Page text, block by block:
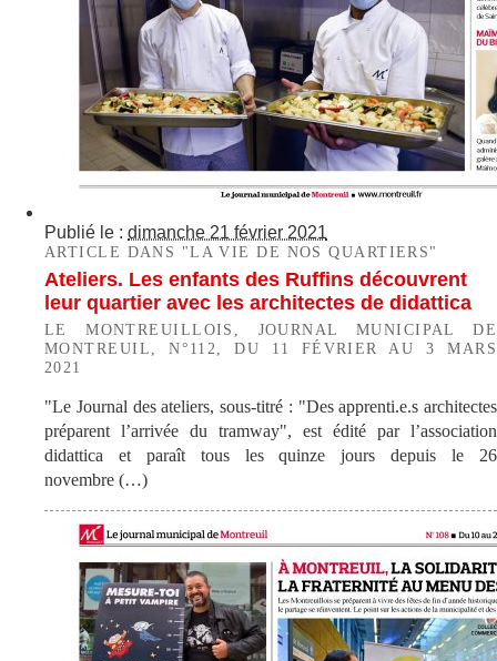
Publié le : dimanche 21 février 2021
ARTICLE DANS "LA VIE DE NOS QUARTIERS"
Ateliers. Les enfants des Ruffins découvrent
leur quartier avec les architectes de didattica
LE MONTREUILLOIS, JOURNAL MUNICIPAL DE
MONTREUIL, N°112, DU 11 FÉVRIER AU 3 MARS
2021
"Le Journal des ateliers, sous-titré : "Des apprenti.e.s architectes
préparent l’arrivée du tramway", est édité par l’association
didattica et paraît tous les quinze jours depuis le 26
novembre (…)